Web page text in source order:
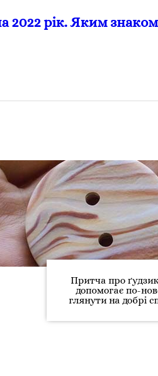
рік. Яким знаком
Притча про
допомогає по-
глянути на добрі